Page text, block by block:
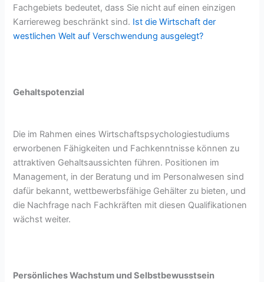
Fachgebiets bedeutet, dass Sie nicht auf einen einzigen
Karriereweg beschränkt sind. Ist die Wirtschaft der
westlichen Welt auf Verschwendung ausgelegt?
Gehaltspotenzial
Die im Rahmen eines Wirtschaftspsychologiestudiums
erworbenen Fähigkeiten und Fachkenntnisse können zu
attraktiven Gehaltsaussichten führen. Positionen im
Management, in der Beratung und im Personalwesen sind
dafür bekannt, wettbewerbsfähige Gehälter zu bieten, und
die Nachfrage nach Fachkräften mit diesen Qualifikationen
wächst weiter.
Persönliches Wachstum und Selbstbewusstsein